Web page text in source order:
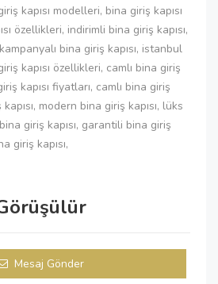
kapısı modelleri, bina giriş kapısı
özellikleri, indirimli bina giriş kapısı,
bina giriş kapısı, istanbul
kapısı özellikleri, camlı bina giriş
kapısı fiyatları, camlı bina giriş
modern bina giriş kapısı, lüks
giriş kapısı, garantili bina giriş
giriş kapısı,
Mesaj Gönder